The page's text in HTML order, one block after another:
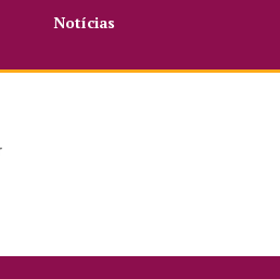
Notícias